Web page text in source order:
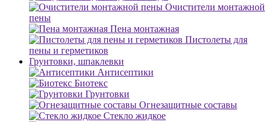
Очистители монтажной
пены
Пена монтажная
Пистолеты для
пены и герметиков
Грунтовки, шпаклевки
Антисептики
Биотекс
Грунтовки
Огнезащитные составы
Стекло жидкое